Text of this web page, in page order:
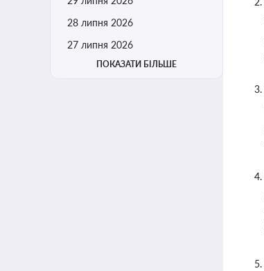
28 липня 2026
27 липня 2026
ПОКАЗАТИ БІЛЬШЕ